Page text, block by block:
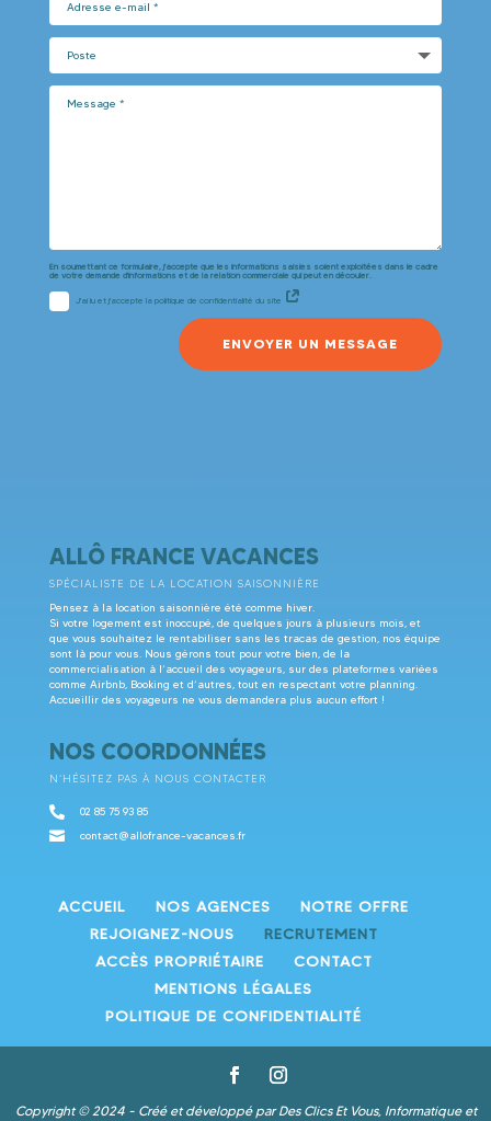
En soumettant ce formulaire, j'accepte que les informations saisies soient exploitées dans le cadre
de votre demande d'informations et de la relation commerciale qui peut en découler.
J'ai lu et j'accepte la politique de confidentialité du site
ENVOYER UN MESSAGE
ALLÔ FRANCE VACANCES
SPÉCIALISTE DE LA LOCATION SAISONNIÈRE
Pensez à la location saisonnière été comme hiver.
Si votre logement est inoccupé, de quelques jours à plusieurs mois, et
que vous souhaitez le rentabiliser sans les tracas de gestion, nos équipe
sont là pour vous. Nous gérons tout pour votre bien, de la
commercialisation à l’accueil des voyageurs, sur des plateformes variées
comme Airbnb, Booking et d’autres, tout en respectant votre planning.
Accueillir des voyageurs ne vous demandera plus aucun effort !
NOS COORDONNÉES
N’HÉSITEZ PAS À NOUS CONTACTER
 02 85 75 93 85
 contact@allofrance-vacances.fr
ACCUEIL NOS AGENCES
NOTRE OFFRE
REJOIGNEZ-NOUS
RECRUTEMENT
ACCÈS PROPRIÉTAIRE
CONTACT
MENTIONS LÉGALES
POLITIQUE DE CONFIDENTIALITÉ
Copyright © 2024 - Créé et développé parDes Clics Et Vous, Informatique et